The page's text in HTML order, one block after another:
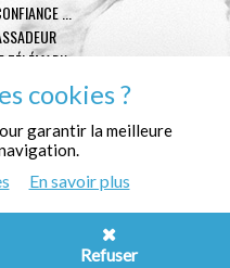
...
TÉLÉMARK
DE VENTE
?
Pure Illusion
cookies ?
garantir la meilleure
En savoir plus
Refuser